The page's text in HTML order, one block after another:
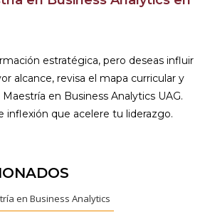
estratégica, pero deseas influir
alcance, revisa el mapa curricular y
en Business Analytics UAG.
inflexión que acelere tu liderazgo.
en Business Analytics